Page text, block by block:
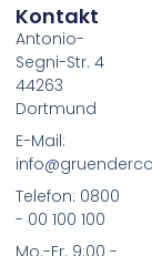
Kontakt
Antonio-
Segni-Str. 4
44263
Dortmund
E-Mail:
Telefon: 0800
- 00 100 100